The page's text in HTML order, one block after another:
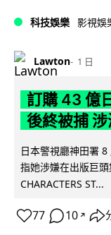
科技娛樂 影視娛
Lawton 1 日
訂購 43 億
後終被捕
日本警視廳神田署
指她涉嫌在出版巨
CHARACTERS ST...
77 10 ↗